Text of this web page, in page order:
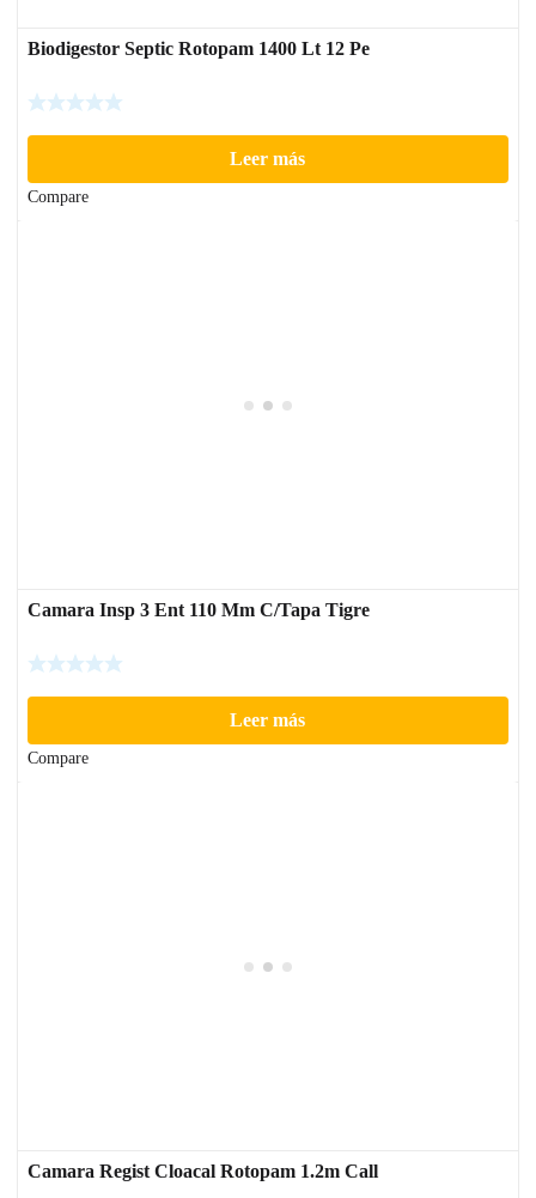
Biodigestor Septic Rotopam 1400 Lt 12 Pe
Leer más
Compare
Camara Insp 3 Ent 110 Mm C/Tapa Tigre
Leer más
Compare
Camara Regist Cloacal Rotopam 1.2m Call